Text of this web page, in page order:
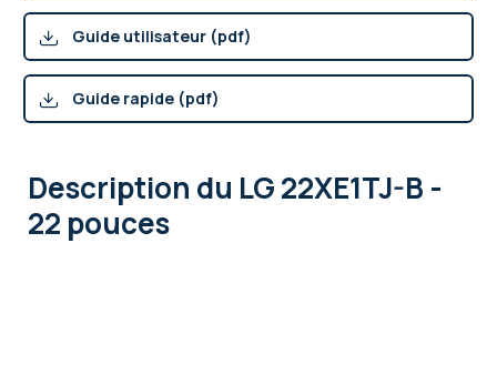
Guide utilisateur (pdf)
Guide rapide (pdf)
Description du LG 22XE1TJ-B -
22 pouces